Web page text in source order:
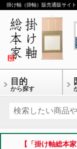
掛け軸（掛軸）販売通販サイト
目的
から探す
【「掛け軸総本